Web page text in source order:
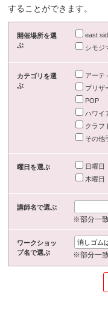
することができます。
開催場所を選
ぶ
east
シモジ
カテゴリを選
ぶ
アーテ
プリザ
POP
ハワイ
クラフ
その他
曜日を選ぶ 日曜日
木曜日
講師名で選ぶ
※部分一
ワークショッ
プ名で選ぶ
※部分一